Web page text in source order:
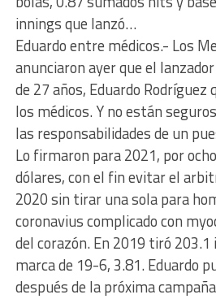
innings que lanzó…
Eduardo entre médicos.- Los
anunciaron ayer que el
de 27 años, Eduardo Rodríguez
los médicos. Y no están
las responsabilidades de un
Lo firmaron para 2021, por
dólares, con el fin evitar el
2020 sin tirar una sola para
coronavius complicado con
del corazón. En 2019 tiró
marca de 19-6, 3.81. Eduardo
después de la próxima